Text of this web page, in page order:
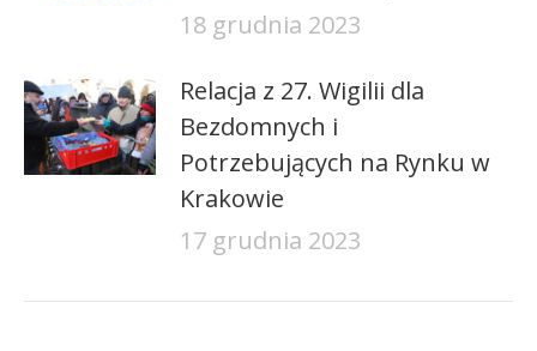
18 grudnia 2023
Relacja z 27. Wigilii dla
Bezdomnych i
Potrzebujących na Rynku w
Krakowie
17 grudnia 2023